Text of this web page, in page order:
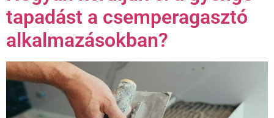
tapadást a csemperagasztó
alkalmazásokban?